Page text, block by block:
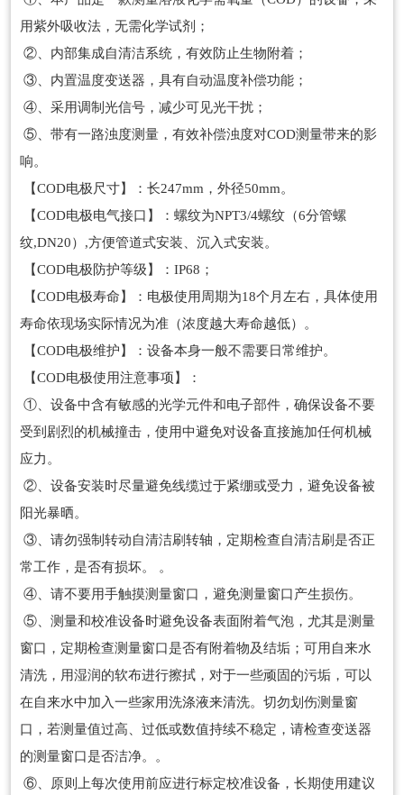
用紫外吸收法，无需化学试剂；
②、内部集成自清洁系统，有效防止生物附着；
③、内置温度变送器，具有自动温度补偿功能；
④、采用调制光信号，减少可见光干扰；
⑤、带有一路浊度测量，有效补偿浊度对COD测量带来的影
响。
【COD电极尺寸】：长247mm，外径50mm。
【COD电极电气接口】：螺纹为NPT3/4螺纹（6分管螺
纹,DN20）,方便管道式安装、沉入式安装。
【COD电极防护等级】：IP68；
【COD电极寿命】：电极使用周期为18个月左右，具体使用
寿命依现场实际情况为准（浓度越大寿命越低）。
【COD电极维护】：设备本身一般不需要日常维护。
【COD电极使用注意事项】：
①、设备中含有敏感的光学元件和电子部件，确保设备不要
受到剧烈的机械撞击，使用中避免对设备直接施加任何机械
应力。
②、设备安装时尽量避免线缆过于紧绷或受力，避免设备被
阳光暴晒。
③、请勿强制转动自清洁刷转轴，定期检查自清洁刷是否正
常工作，是否有损坏。 。
④、请不要用手触摸测量窗口，避免测量窗口产生损伤。
⑤、测量和校准设备时避免设备表面附着气泡，尤其是测量
窗口，定期检查测量窗口是否有附着物及结垢；可用自来水
清洗，用湿润的软布进行擦拭，对于一些顽固的污垢，可以
在自来水中加入一些家用洗涤液来清洗。切勿划伤测量窗
口，若测量值过高、过低或数值持续不稳定，请检查变送器
的测量窗口是否洁净。。
⑥、原则上每次使用前应进行标定校准设备，长期使用建议